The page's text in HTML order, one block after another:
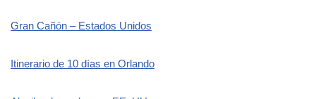
Gran Cañón – Estados Unidos
Itinerario de 10 días en Orlando